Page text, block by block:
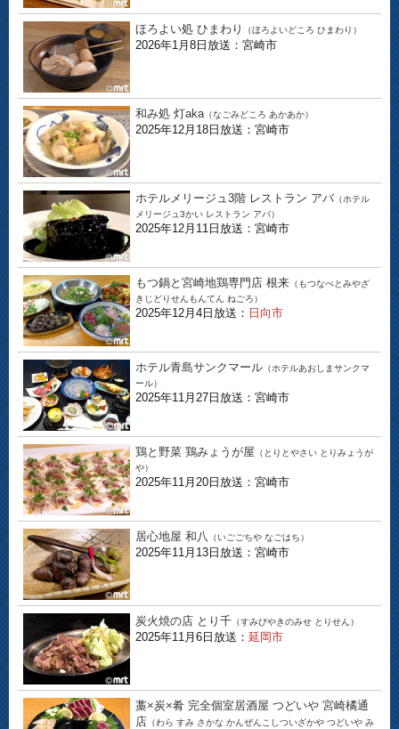
ほろよい処 ひまわり （ほろよいどころ ひまわり）
2026年1月8日放送：宮崎市
和み処 灯aka （なごみどころ あかあか）
2025年12月18日放送：宮崎市
ホテルメリージュ3階 レストラン アバ （ホテル
メリージュ3かい レストラン アバ）
2025年12月11日放送：宮崎市
もつ鍋と宮崎地鶏専門店 根来 （もつなべとみやざ
きじどりせんもんてん ねごろ）
2025年12月4日放送： 日向市
ホテル青島サンクマール （ホテルあおしまサンクマ
ール）
2025年11月27日放送：宮崎市
鶏と野菜 鶏みょうが屋 （とりとやさい とりみょうが
や）
2025年11月20日放送：宮崎市
居心地屋 和八 （いごごちや なごはち）
2025年11月13日放送：宮崎市
炭火焼の店 とり千 （すみびやきのみせ とりせん）
2025年11月6日放送： 延岡市
藁×炭×肴 完全個室居酒屋 つどいや 宮崎橘通
店 （わら すみ さかな かんぜんこしついざかや つどいや み